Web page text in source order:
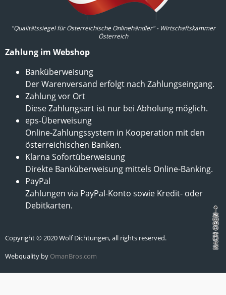
"Qualitätssiegel für Österreichische Onlinehändler" - Wirtschaftskammer
Österreich
Zahlung im Webshop
Banküberweisung
Der Warenversand erfolgt nach Zahlungseingang.
Zahlung vor Ort
Diese Zahlungsart ist nur bei Abholung möglich.
eps-Überweisung
Online-Zahlungssystem in Kooperation mit den
österreichischen Banken.
Klarna Sofortüberweisung
Direkte Banküberweisung mittels Online-Banking.
PayPal
Zahlungen via PayPal-Konto sowie Kredit- oder
Debitkarten.
Copyright © 2020 Wolf Dichtungen, all rights reserved.
Webquality by OmanBros.com